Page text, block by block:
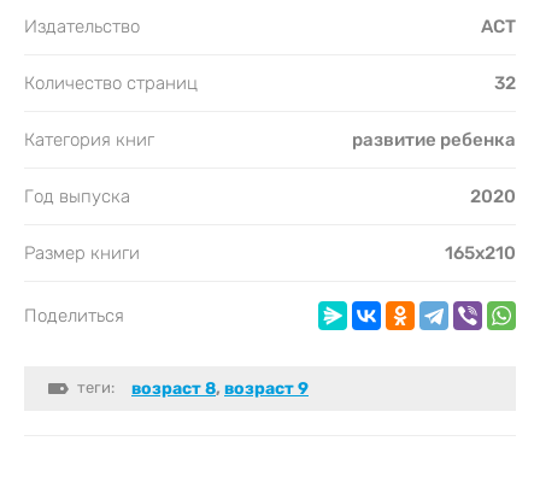
Издательство АСТ
Количество страниц 32
Категория книг развитие ребенка
Год выпуска 2020
Размер книги 165х210
Поделиться
теги: возраст 8, возраст 9